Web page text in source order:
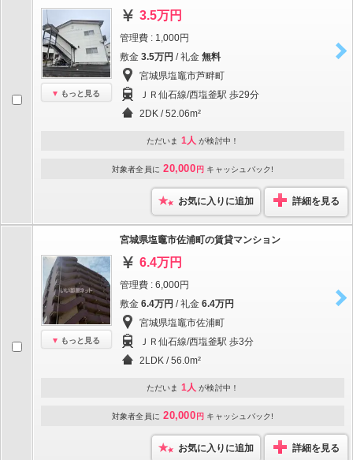
もっと見る
3.5万円
管理費 : 1,000円
敷金 3.5万円 / 礼金 無料
宮城県塩竈市芦畔町
ＪＲ仙石線/西塩釜駅 歩29分
2DK / 52.06m²
ただいま 1人 が検討中！
対象者全員に 20,000 円 キャッシュバック!
お気に入りに追加 詳細を見る
もっと見る
宮城県塩竈市佐浦町の賃貸マンション
6.4万円
管理費 : 6,000円
敷金 6.4万円 / 礼金 6.4万円
宮城県塩竈市佐浦町
ＪＲ仙石線/西塩釜駅 歩3分
2LDK / 56.0m²
ただいま 1人 が検討中！
対象者全員に 20,000 円 キャッシュバック!
お気に入りに追加 詳細を見る